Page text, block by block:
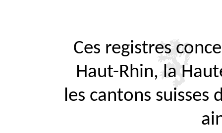
Ces registres
Haut-Rhin, la
les cantons suisses